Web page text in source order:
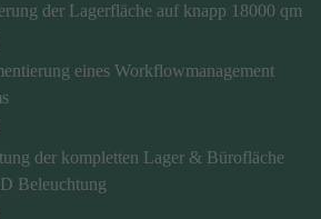
der Lagerfläche auf knapp 18000 qm
eines Workflowmanagement
der kompletten Lager & Bürofläche
Beleuchtung